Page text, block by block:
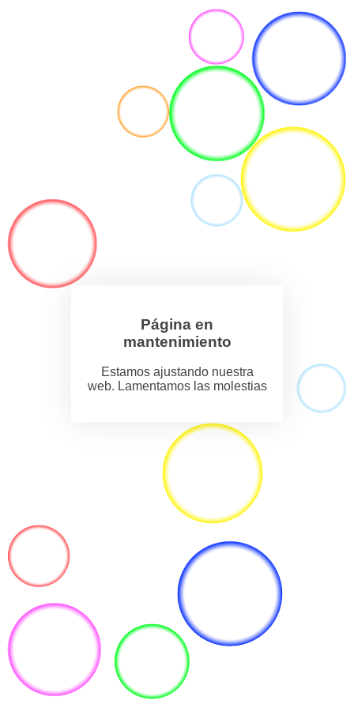
Página en
mantenimiento
Estamos ajustando nuestra
web. Lamentamos las molestias